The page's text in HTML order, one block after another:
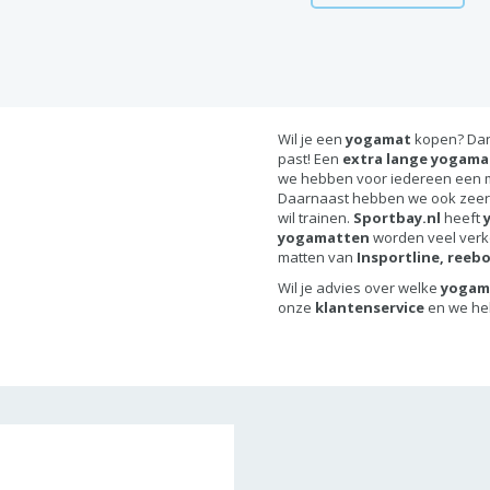
Wil je eenyogamat kopen?
past! Een extra lange
we hebben voor iedereen een
Daarnaast hebben we ook zeer
wil trainen. Sportbay.nl heeft
yogamatten worden veel
matten van Insportline,
Wil je advies over welke
onze klantenservice en we